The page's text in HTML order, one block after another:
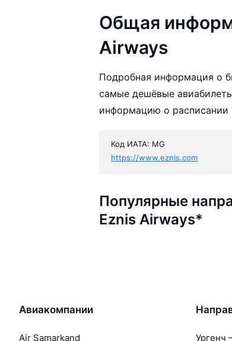
Общая
Airways
Подробная информация о
самые дешёвые
информацию о расписании
Код ИАТА: MG
https://www.eznis.com
Популярные
Eznis Airways*
Авиакомпании
Air Samarkand Ургенч